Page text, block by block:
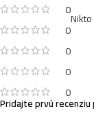
0
0
0
0
0
Pridajte prvú